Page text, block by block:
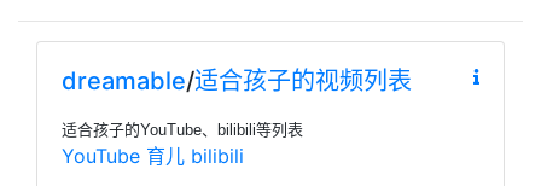
dreamable/适合孩子的视频列表
适合孩子的YouTube、bilibili等列表
YouTube 育儿 bilibili